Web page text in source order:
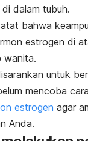
dalam tubuh.
bahwa
estrogen di
wanita.
untuk
mencoba
estrogen agar
Anda.